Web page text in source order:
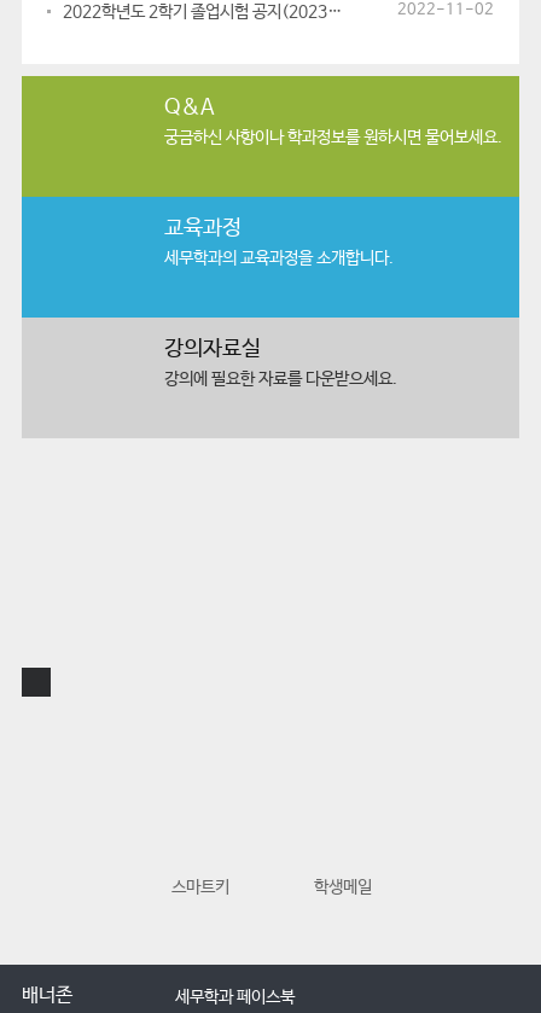
2022학년도 2학기 졸업시험 공지(2023.2월 졸업예정자) 2022-11-02
Q&A
궁금하신 사항이나학과정보를 원하시면 물어보세요.
교육과정
세무학과의 교육과정을 소개합니다.
강의자료실
강의에 필요한자료를 다운받으세요.
스마트키 학생메일
배너존 세무학과 페이스북